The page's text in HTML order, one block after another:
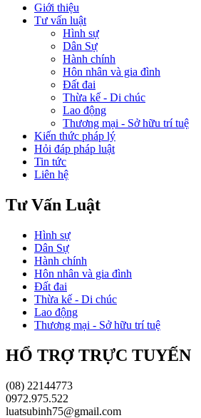
Giới thiệu
Tư vấn luật
Hình sự
Dân Sự
Hành chính
Hôn nhân và gia đình
Đất đai
Thừa kế - Di chúc
Lao động
Thương mại - Sở hữu trí tuệ
Kiến thức pháp lý
Hỏi đáp pháp luật
Tin tức
Liên hệ
Tư Vấn Luật
Hình sự
Dân Sự
Hành chính
Hôn nhân và gia đình
Đất đai
Thừa kế - Di chúc
Lao động
Thương mại - Sở hữu trí tuệ
HỔ TRỢ TRỰC TUYẾN
(08) 22144773
0972.975.522
luatsubinh75@gmail.com